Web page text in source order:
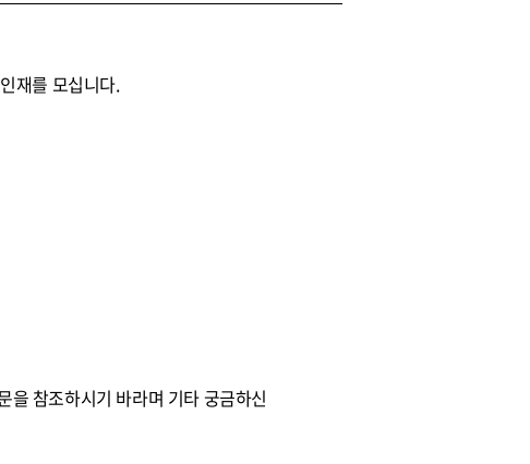
재를 모십니다.
참조하시기 바라며 기타 궁금하신